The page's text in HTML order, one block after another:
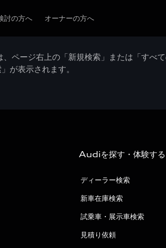
討の方へ オーナーの方へ
ページ右上の「新規検索」または「すべ
が表示されます。
Audiを探す・体験する
ディーラー検索
新車在庫検索
試乗車・展示車検索
見積り依頼